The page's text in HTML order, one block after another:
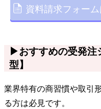
資料請求フォー
▶おすすめの受発注
型】
業界特有の商習慣や取引
る方は必見です。